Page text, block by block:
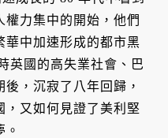
權力集中的開始，他們
華中加速形成的都市黑
英國的高失業社會、巴
，沉寂了八年回歸，
，又如何見證了美利堅